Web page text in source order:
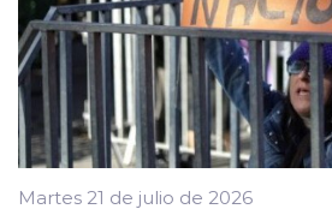
Martes 21 de julio de 2026